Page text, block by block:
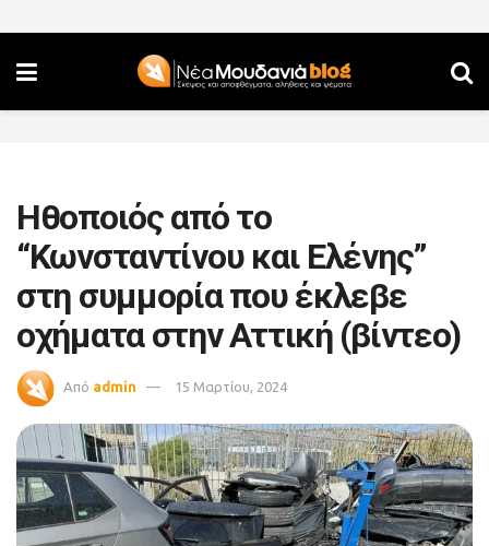
Ηθοποιός από το
“Κωνσταντίνου και Ελένης”
στη συμμορία που έκλεβε
οχήματα στην Αττική (βίντεο)
Από admin 15 Μαρτίου, 2024